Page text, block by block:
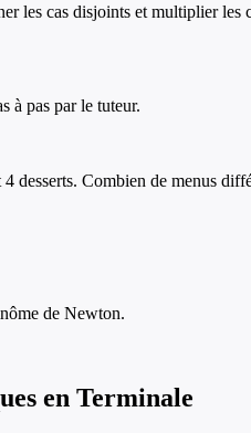
les cas disjoints et multiplier
à pas par le tuteur.
desserts. Combien de menus
de Newton.
en Terminale